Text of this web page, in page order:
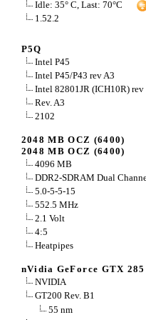
Idle: 35° C, Last: 70°C
1.52.2
P5Q
Intel P45
Intel P45/P43 rev A3
Intel 82801JR (ICH10R) rev
Rev. A3
2102
2048 MB OCZ (6400)
2048 MB OCZ (6400)
4096 MB
DDR2-SDRAM Dual
5.0-5-5-15
552.5 MHz
2.1 Volt
4:5
Heatpipes
nVidia GeForce GTX 285
NVIDIA
GT200 Rev. B1
55 nm